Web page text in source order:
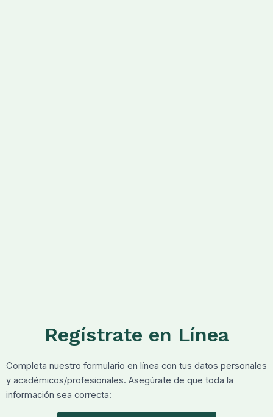
Regístrate en Línea
Completa nuestro formulario en línea con tus datos personales
y académicos/profesionales. Asegúrate de que toda la
información sea correcta: